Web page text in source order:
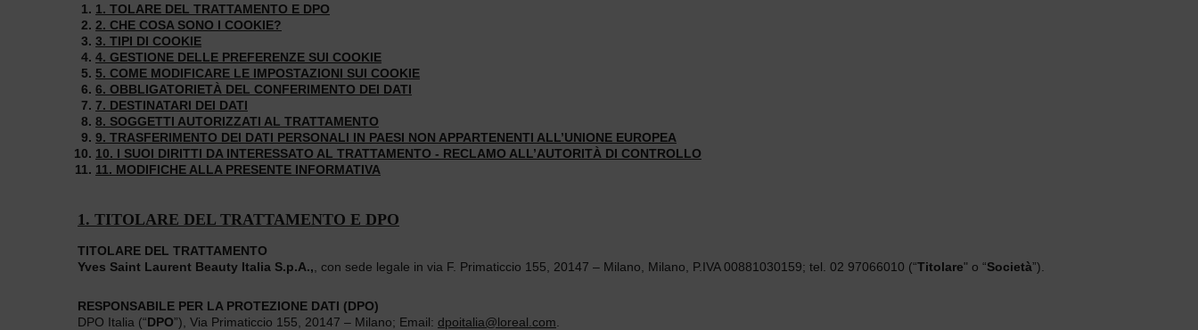
1. TOLARE DEL TRATTAMENTO E DPO
2. CHE COSA SONO I COOKIE?
3. TIPI DI COOKIE
4. GESTIONE DELLE PREFERENZE SUI COOKIE
5. COME MODIFICARE LE IMPOSTAZIONI SUI COOKIE
6. OBBLIGATORIETÀ DEL CONFERIMENTO DEI DATI
7. DESTINATARI DEI DATI
8. SOGGETTI AUTORIZZATI AL TRATTAMENTO
9. TRASFERIMENTO DEI DATI PERSONALI IN PAESI NON APPARTENENTI ALL’UNIONE EUROPEA
10. I SUOI DIRITTI DA INTERESSATO AL TRATTAMENTO - RECLAMO ALL’AUTORITÀ DI CONTROLLO
11. MODIFICHE ALLA PRESENTE INFORMATIVA
1. TITOLARE DEL TRATTAMENTO E DPO
TITOLARE DEL TRATTAMENTO
Yves Saint Laurent Beauty Italia S.p.A., , con sede legale in via F. Primaticcio 155, 20147 – Milano, Milano, P.IVA 00881030159; tel. 02 97066010 (“Titolare" o “Società”).
RESPONSABILE PER LA PROTEZIONE DATI (DPO)
DPO Italia (“DPO”), Via Primaticcio 155, 20147 – Milano; Email: dpoitalia@loreal.com